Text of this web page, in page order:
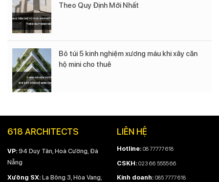
Theo Quy Định Mới Nhất
Bỏ túi 5 kinh nghiệm xương máu khi xây căn
hộ mini cho thuê
618 ARCHITECTS
VP: 94 Duy Tân, Hoà Cường, Đà
Nẵng
Xưởng SX: La Bông 3, Hòa Vang,
LIÊN HỆ
Hotline: 08 77777 618
CSKH: 023 66 5555 66
Kinh doanh: 085 7777 618